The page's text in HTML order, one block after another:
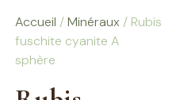
Accueil /Minéraux / Rubis
fuschite cyanite A
sphère